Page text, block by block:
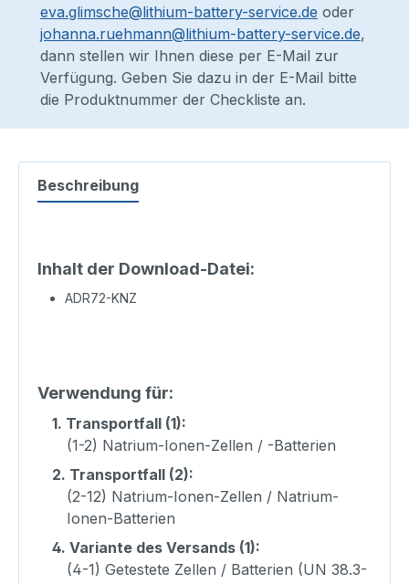
eva.glimsche@lithium-battery-service.de oder
johanna.ruehmann@lithium-battery-service.de,
dann stellen wir Ihnen diese per E-Mail zur
Verfügung. Geben Sie dazu in der E-Mail bitte
die Produktnummer der Checkliste an.
Beschreibung
Inhalt der Download-Datei:
ADR72-KNZ
Verwendung für:
1. Transportfall (1):
(1-2) Natrium-Ionen-Zellen / -Batterien
2. Transportfall (2):
(2-12) Natrium-Ionen-Zellen / Natrium-
Ionen-Batterien
4. Variante des Versands (1):
(4-1) Getestete Zellen / Batterien (UN 38.3-